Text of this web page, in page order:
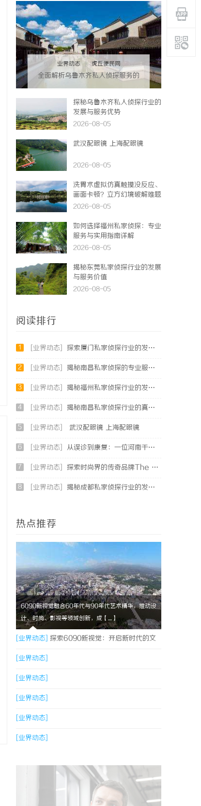
业界动态 | 虎丘便民网
全面解析乌鲁木齐私人侦探服务的
探秘乌鲁木齐私人侦探行业的
发展与服务优势
2026-08-05
武汉配眼镜 上海配眼镜
2026-08-05
洗胃术虚拟仿真触摸没反应、
画面卡顿？立方幻境破解难题
2026-08-05
如何选择福州私家侦探：专业
服务与实用指南详解
2026-08-05
揭秘东莞私家侦探行业的发展
与服务价值
2026-08-05
阅读排行
1 [业界动态] 探索厦门私家侦探行业的发展与应用全景
2 [业界动态] 揭秘南昌私家侦探的专业服务与行业现状全面解析
3 [业界动态] 揭秘福州私家侦探行业的发展与应用现状
4 [业界动态] 揭秘南昌私家侦探行业的真实面貌与服务价值详解
5 [业界动态] 武汉配眼镜 上海配眼镜
6 [业界动态] 从误诊到康复：一位河南干燥综合征患者的艰辛求医路
7 [业界动态] 探索时尚界的传奇品牌The Row：奢华与极简的完美融合
8 [业界动态] 揭秘成都私家侦探行业的发展与应用现状全解析
热点推荐
6090新视觉融合60年代与90年代艺术精华，推动设
计、时尚、影视等领域创新，成【....】
[业界动态] 探索6090新视觉：开启新时代的文
化与艺术革新之旅
[业界动态]
[业界动态]
[业界动态]
[业界动态]
[业界动态]